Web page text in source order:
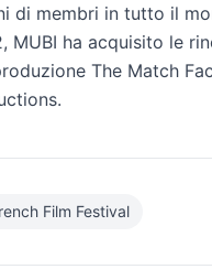
di membri in tutto il
MUBI ha acquisito le
The Match
Film Festival